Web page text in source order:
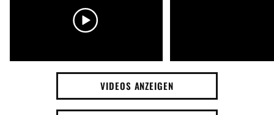
VIDEOS ANZEIGEN